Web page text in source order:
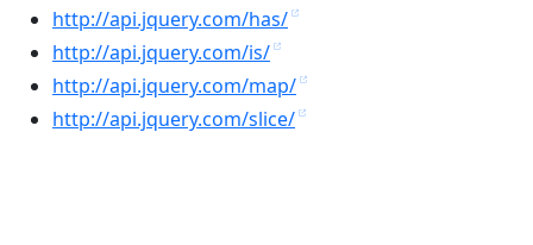
http://api.jquery.com/has/
http://api.jquery.com/is/
http://api.jquery.com/map/
http://api.jquery.com/slice/